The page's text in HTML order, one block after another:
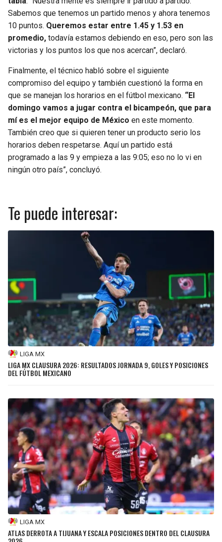
Sabemos que tenemos un partido menos y ahora tenemos
10 puntos. Queremos estar entre 1.45 y 1.53 en
promedio, todavía estamos debiendo en eso, pero son las
victorias y los puntos los que nos acercan”, declaró.
Finalmente, el técnico habló sobre el siguiente
compromiso del equipo y también cuestionó la forma en
que se manejan los horarios en el fútbol mexicano. “El
domingo vamos a jugar contra el bicampeón, que para
mí es el mejor equipo de México en este momento.
También creo que si quieren tener un producto serio los
horarios deben respetarse. Aquí un partido está
programado a las 9 y empieza a las 9:05; eso no lo vi en
ningún otro país”, concluyó.
Te puede interesar:
LIGA MX
LIGA MX CLAUSURA 2026: RESULTADOS JORNADA 9, GOLES Y POSICIONES
DEL FÚTBOL MEXICANO
LIGA MX
ATLAS DERROTA A TIJUANA Y ESCALA POSICIONES DENTRO DEL CLAUSURA